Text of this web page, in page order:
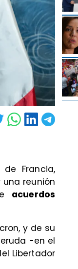
Francia,
una reunión
acuerdos
y de su
-en el
Libertador